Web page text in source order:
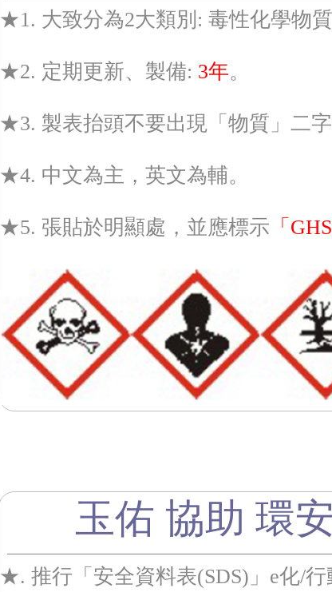
★1. 大致分為2大類別: 毒性化學物
★2. 定期更新、製備: 3年。
★3. 製表抬頭不要出現「物質」二字
★4. 中文為主，英文為輔。
★5. 張貼於明顯處，並應標示 「
玉佑 協助 環
★. 推行「安全資料表(SDS)」e化/行